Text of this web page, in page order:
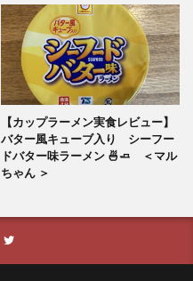
【カップラーメン実食レビュー】
バター風キューブ入り シーフー
ドバター味ラーメン 🍜🧈 ＜マル
ちゃん ＞